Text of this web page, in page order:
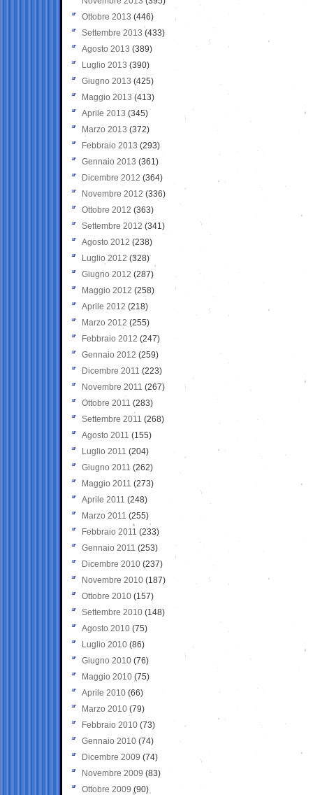
Ottobre 2013 (446)
Settembre 2013 (433)
Agosto 2013 (389)
Luglio 2013 (390)
Giugno 2013 (425)
Maggio 2013 (413)
Aprile 2013 (345)
Marzo 2013 (372)
Febbraio 2013 (293)
Gennaio 2013 (361)
Dicembre 2012 (364)
Novembre 2012 (336)
Ottobre 2012 (363)
Settembre 2012 (341)
Agosto 2012 (238)
Luglio 2012 (328)
Giugno 2012 (287)
Maggio 2012 (258)
Aprile 2012 (218)
Marzo 2012 (255)
Febbraio 2012 (247)
Gennaio 2012 (259)
Dicembre 2011 (223)
Novembre 2011 (267)
Ottobre 2011 (283)
Settembre 2011 (268)
Agosto 2011 (155)
Luglio 2011 (204)
Giugno 2011 (262)
Maggio 2011 (273)
Aprile 2011 (248)
Marzo 2011 (255)
Febbraio 2011 (233)
Gennaio 2011 (253)
Dicembre 2010 (237)
Novembre 2010 (187)
Ottobre 2010 (157)
Settembre 2010 (148)
Agosto 2010 (75)
Luglio 2010 (86)
Giugno 2010 (76)
Maggio 2010 (75)
Aprile 2010 (66)
Marzo 2010 (79)
Febbraio 2010 (73)
Gennaio 2010 (74)
Dicembre 2009 (74)
Novembre 2009 (83)
Ottobre 2009 (90)